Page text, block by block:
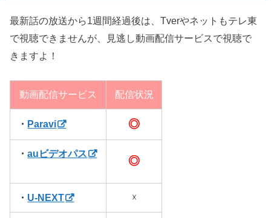
最新話の放送から1週間経過後は、Tverやネットもテレ東
で視聴できませんが、見逃し動画配信サービスで視聴で
きますよ！
動画配信サービス 配信状況
・ Paravi ◎
・auビデオパス
◎
・ U-NEXT ☓